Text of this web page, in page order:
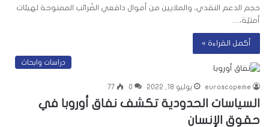
حجم الدعم النقدي، والملايين من أموال دافعي الضّرائب الممنوحة لهيئات
أمنيّة،…
أكمل القراءة »
دراسات وابحاث
euroscopeme يوليو 18, 2022 0
77
السياسات الحدودية تكشف نفاق أوروبا في
حقوق الإنسان